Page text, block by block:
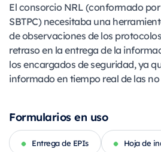
El consorcio NRL (conformado
SBTPC) necesitaba una
de observaciones de los
retraso en la entrega de la
los encargados de seguridad, ya
informado en tiempo real de las
Formularios en uso
Entrega de EPIs Hoja de